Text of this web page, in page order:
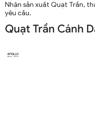
Nhận sản xuất Quạt Trần,
yêu cầu.
Quạt Trần Cánh